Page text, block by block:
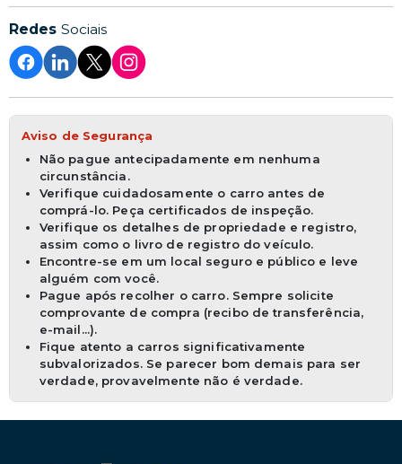
Redes Sociais
Aviso de Segurança
Não pague antecipadamente em nenhuma
circunstância.
Verifique cuidadosamente o carro antes de
comprá-lo. Peça certificados de inspeção.
Verifique os detalhes de propriedade e registro,
assim como o livro de registro do veículo.
Encontre-se em um local seguro e público e leve
alguém com você.
Pague após recolher o carro. Sempre solicite
comprovante de compra (recibo de transferência,
e-mail...).
Fique atento a carros significativamente
subvalorizados. Se parecer bom demais para ser
verdade, provavelmente não é verdade.